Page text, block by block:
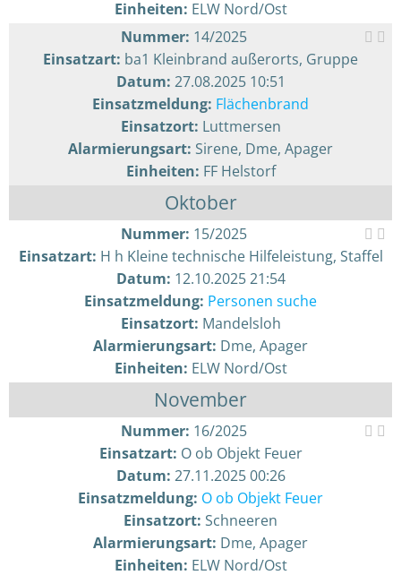
Einheiten: ELW Nord/Ost
Nummer: 14/2025
Einsatzart: ba1 Kleinbrand außerorts, Gruppe
Datum: 27.08.2025 10:51
Einsatzmeldung: Flächenbrand
Einsatzort: Luttmersen
Alarmierungsart: Sirene, Dme, Apager
Einheiten: FF Helstorf
Oktober
Nummer: 15/2025
Einsatzart: H h Kleine technische Hilfeleistung, Staffel
Datum: 12.10.2025 21:54
Einsatzmeldung: Personen suche
Einsatzort: Mandelsloh
Alarmierungsart: Dme, Apager
Einheiten: ELW Nord/Ost
November
Nummer: 16/2025
Einsatzart: O ob Objekt Feuer
Datum: 27.11.2025 00:26
Einsatzmeldung: O ob Objekt Feuer
Einsatzort: Schneeren
Alarmierungsart: Dme, Apager
Einheiten: ELW Nord/Ost